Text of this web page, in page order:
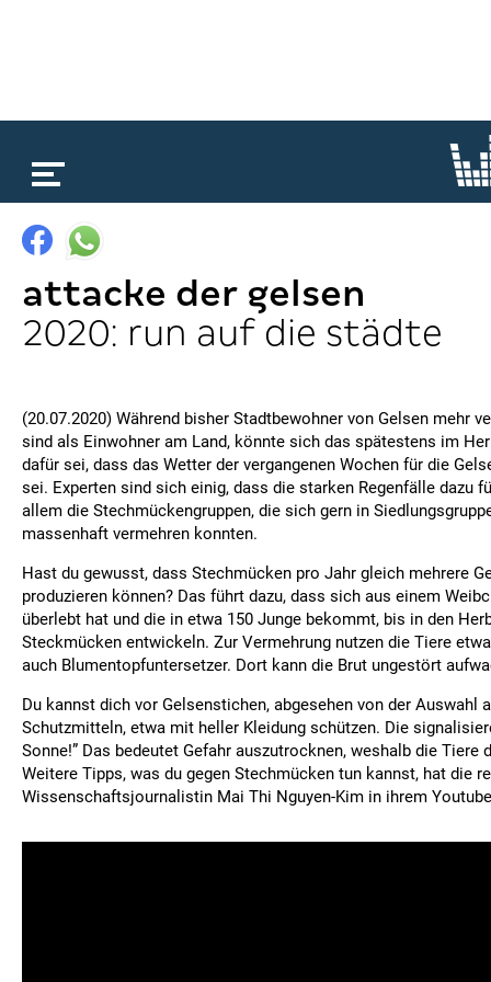
attacke der gelsen
2020: run auf die städte
(20.07.2020) Während bisher Stadtbewohner von Gelsen mehr
sind als Einwohner am Land, könnte sich das spätestens im
dafür sei, dass das Wetter der vergangenen Wochen für die
sei. Experten sind sich einig, dass die starken Regenfälle dazu
allem die Stechmückengruppen, die sich gern in
massenhaft vermehren konnten.
Hast du gewusst, dass Stechmücken pro Jahr gleich mehrere
produzieren können? Das führt dazu, dass sich aus einem
überlebt hat und die in etwa 150 Junge bekommt, bis in den
Steckmücken entwickeln. Zur Vermehrung nutzen die Tiere
auch Blumentopfuntersetzer. Dort kann die Brut ungestört
Du kannst dich vor Gelsenstichen, abgesehen von der Auswahl
Schutzmitteln, etwa mit heller Kleidung schützen. Die
Sonne!” Das bedeutet Gefahr auszutrocknen, weshalb die Tiere
Weitere Tipps, was du gegen Stechmücken tun kannst, hat die
Wissenschaftsjournalistin Mai Thi Nguyen-Kim in ihrem